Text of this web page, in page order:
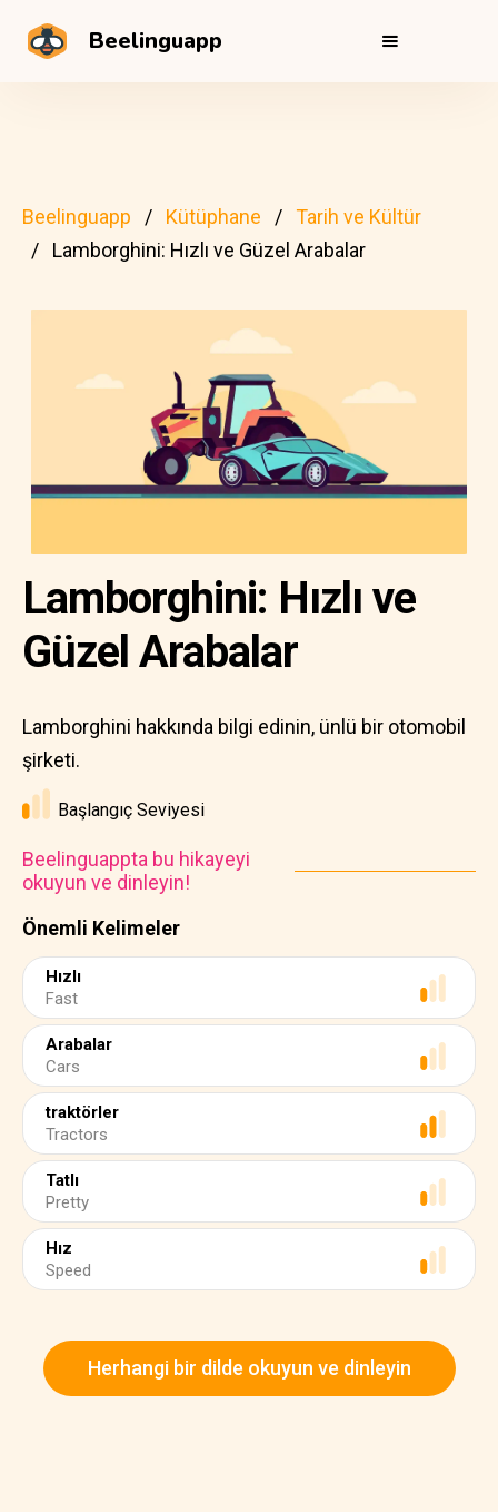
Beelinguapp
Beelinguapp Kütüphane
Tarih ve Kültür
Lamborghini: Hızlı ve Güzel Arabalar
Önemli Kelimeler
Hızlı
Fast
Arabalar
Cars
traktörler
Tractors
Tatlı
Pretty
Hız
Speed
Lamborghini: Hızlı ve
Güzel Arabalar
Lamborghini hakkında bilgi edinin, ünlü bir otomobil
şirketi.
Başlangıç Seviyesi
Beelinguappta bu hikayeyi
okuyun ve dinleyin!
Herhangi bir dilde okuyun ve dinleyin